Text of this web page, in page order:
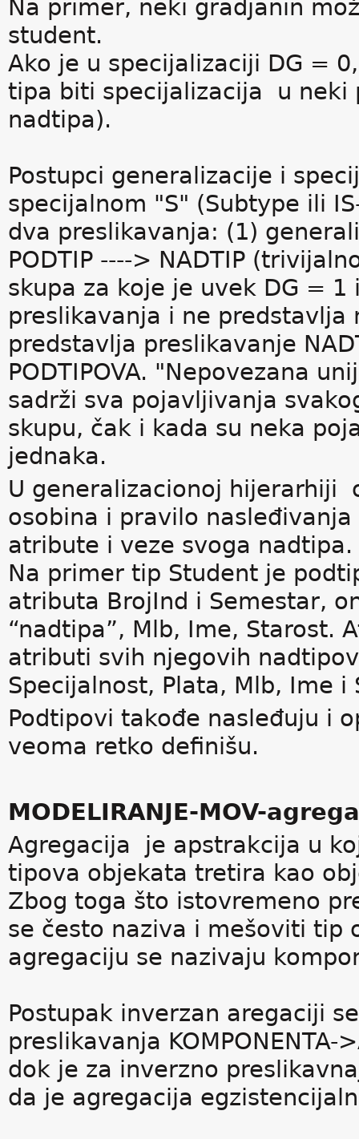
Na primer, neki gradjanin
student.
Ako je u specijalizaciji DG =
tipa biti specijalizacija u neki
nadtipa).
Postupci generalizacije i
specijalnom "S" (Subtype ili
dva preslikavanja: (1)
PODTIP ----> NADTIP
skupa za koje je uvek DG =
preslikavanja i ne predstavlja
predstavlja preslikavanje
PODTIPOVA. "Nepovezana
sadrži sva pojavljivanja
skupu, čak i kada su neka
jednaka.
U generalizacionoj hijerarhiji
osobina i pravilo
atribute i veze svoga nadtipa.
Na primer tip Student je
atributa BrojInd i Semestar,
“nadtipa”, Mlb, Ime, Starost.
atributi svih njegovih
Specijalnost, Plata, Mlb, Ime i
Podtipovi takođe nasleđuju i
veoma retko definišu.
MODELIRANJE-MOV-
Agregacija je apstrakcija u
tipova objekata tretira kao
Zbog toga što istovremeno
se često naziva i mešoviti tip
agregaciju se nazivaju
Postupak inverzan aregaciji
preslikavanja KOMPONENTA-
dok je za inverzno
da je agregacija